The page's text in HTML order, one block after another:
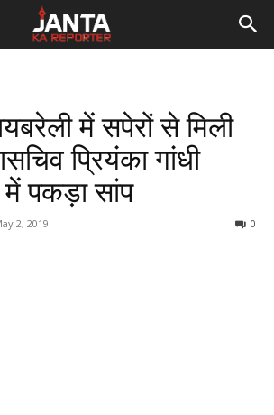
में सपेरों से मिली
प्रियंका गांधी
में पकड़ा सांप
2, 2019 0